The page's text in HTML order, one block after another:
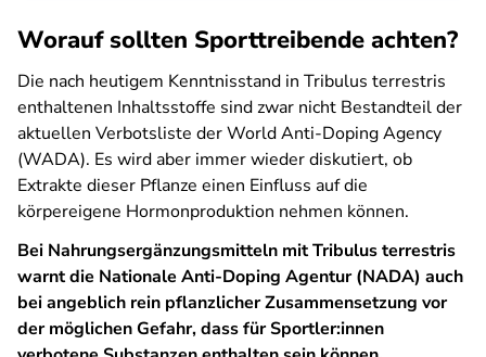
Worauf sollten Sporttreibende achten?
Die nach heutigem Kenntnisstand in Tribulus terrestris
enthaltenen Inhaltsstoffe sind zwar nicht Bestandteil der
aktuellen Verbotsliste der World Anti-Doping Agency
(WADA). Es wird aber immer wieder diskutiert, ob
Extrakte dieser Pflanze einen Einfluss auf die
körpereigene Hormonproduktion nehmen können.
Bei Nahrungsergänzungsmitteln mit Tribulus terrestris
warnt die Nationale Anti-Doping Agentur (NADA) auch
bei angeblich rein pflanzlicher Zusammensetzung vor
der möglichen Gefahr, dass für Sportler:innen